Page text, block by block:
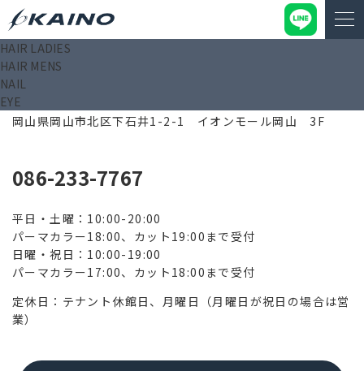
HAIR LADIES
HAIR MENS
NAIL
EYE700-0907
岡山県岡山市北区下石井1-2-1 イオンモール岡山 3F
086-233-7767
平日・土曜：10:00-20:00
パーマカラー18:00、カット19:00まで受付
日曜・祝日：10:00-19:00
パーマカラー17:00、カット18:00まで受付
定休日：テナント休館日、月曜日（月曜日が祝日の場合は営
業）